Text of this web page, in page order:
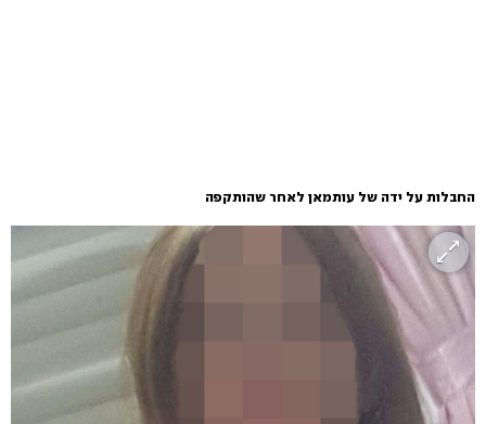
החבלות על ידה של עותמאן לאחר שהותקפה